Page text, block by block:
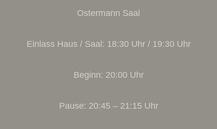
Ostermann Saal
Einlass Haus / Saal: 18:30 Uhr / 19:30 Uhr
Beginn: 20:00 Uhr
Pause: 20:45 – 21:15 Uhr